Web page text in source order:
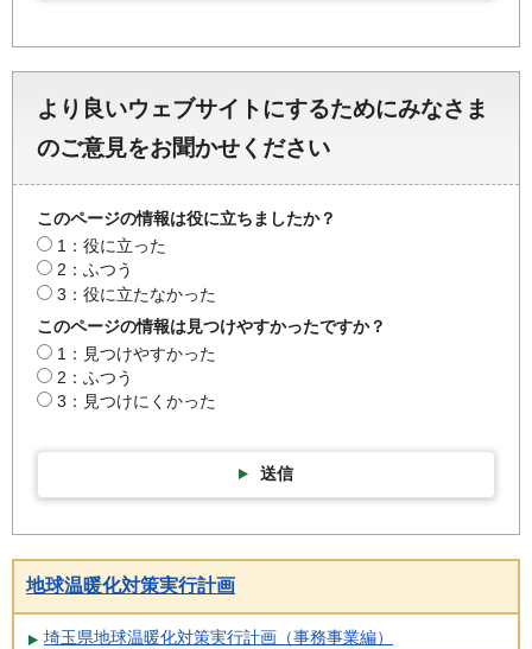
より良いウェブサイトにするためにみなさま
のご意見をお聞かせください
このページの情報は役に立ちましたか？
1：役に立った
2：ふつう
3：役に立たなかった
このページの情報は見つけやすかったですか？
1：見つけやすかった
2：ふつう
3：見つけにくかった
送信
地球温暖化対策実行計画
埼玉県地球温暖化対策実行計画（事務事業編）